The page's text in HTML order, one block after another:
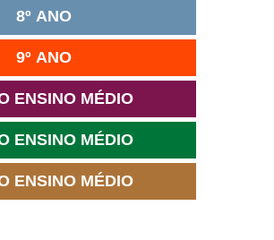
8º ANO
9º ANO
ENSINO MÉDIO
ENSINO MÉDIO
ENSINO MÉDIO